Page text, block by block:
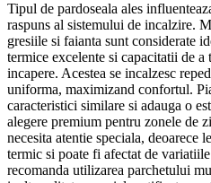
Tipul de pardoseala ales
raspuns al sistemului de incalzire.
gresiile si faianta sunt considerate
termice excelente si capacitatii de
incapere. Acestea se incalzesc
uniforma, maximizand confortul.
caracteristici similare si adauga o
alegere premium pentru zonele de
necesita atentie speciala, deoarece
termic si poate fi afectat de
recomanda utilizarea parchetului